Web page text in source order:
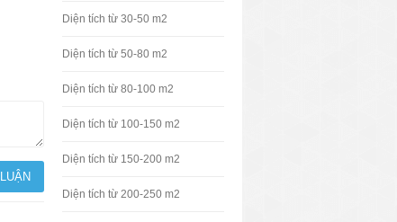
Diện tích từ 30-50 m2
Diện tích từ 50-80 m2
Diện tích từ 80-100 m2
Diện tích từ 100-150 m2
Diện tích từ 150-200 m2
Diện tích từ 200-250 m2